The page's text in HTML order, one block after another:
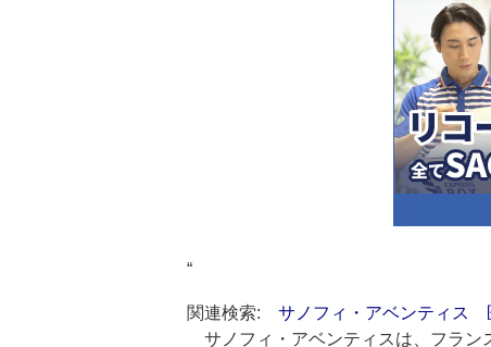
“
関連検索: サノフィ・アベンティス
サノフィ・アベンティスは、フラン